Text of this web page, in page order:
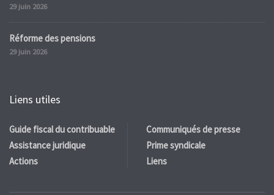
29 juin 2026
Réforme des pensions
29 juin 2026
Liens utiles
Guide fiscal du contribuable
Assistance juridique
Actions
Communiqués de presse
Prime syndicale
Liens